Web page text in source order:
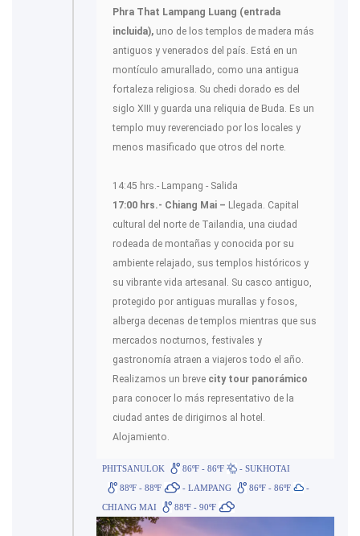
Phra That Lampang Luang (entrada
incluida), uno de los templos de madera más
antiguos y venerados del país. Está en un
montículo amurallado, como una antigua
fortaleza religiosa. Su chedi dorado es del
siglo XIII y guarda una reliquia de Buda. Es un
templo muy reverenciado por los locales y
menos masificado que otros del norte.
14:45 hrs.- Lampang - Salida
17:00 hrs.- Chiang Mai – Llegada. Capital
cultural del norte de Tailandia, una ciudad
rodeada de montañas y conocida por su
ambiente relajado, sus templos históricos y
su vibrante vida artesanal. Su casco antiguo,
protegido por antiguas murallas y fosos,
alberga decenas de templos mientras que sus
mercados nocturnos, festivales y
gastronomía atraen a viajeros todo el año.
Realizamos un breve city tour panorámico
para conocer lo más representativo de la
ciudad antes de dirigirnos al hotel.
Alojamiento.
PHITSANULOK 86ºF - 86ºF
- SUKHOTAI
88ºF - 88ºF
- LAMPANG 86ºF - 86ºF
-
CHIANG MAI
88ºF - 90ºF